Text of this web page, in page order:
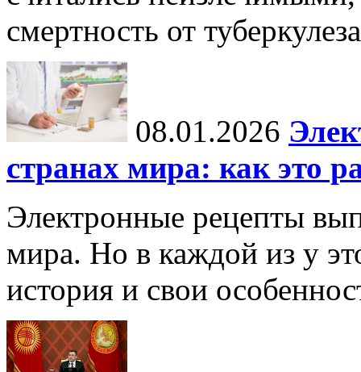
смертность от
08.01.2026
странах мира: как это
Электронные рецепты
мира. Но в каждой из у
история и свои